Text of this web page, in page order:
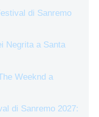
di Sanremo
Negrita a Santa
Weeknd a
di Sanremo 2027: